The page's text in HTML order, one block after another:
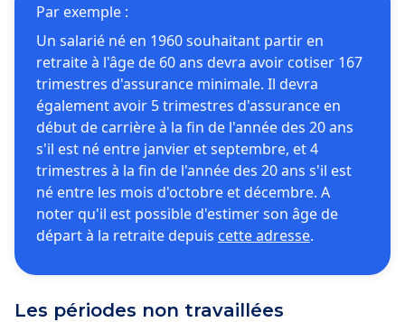
Par exemple :
Un salarié né en 1960 souhaitant partir en
retraite à l'âge de 60 ans devra avoir cotiser 167
trimestres d'assurance minimale. Il devra
également avoir 5 trimestres d'assurance en
début de carrière à la fin de l'année des 20 ans
s'il est né entre janvier et septembre, et 4
trimestres à la fin de l'année des 20 ans s'il est
né entre les mois d'octobre et décembre. A
noter qu'il est possible d'estimer son âge de
départ à la retraite depuis cette adresse.
Les périodes non travaillées